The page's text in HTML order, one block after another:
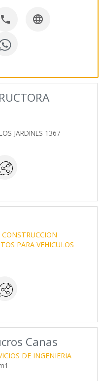
 
JARDINES 1367
PARA VEHICULOS
Canas
DE INGENIERIA